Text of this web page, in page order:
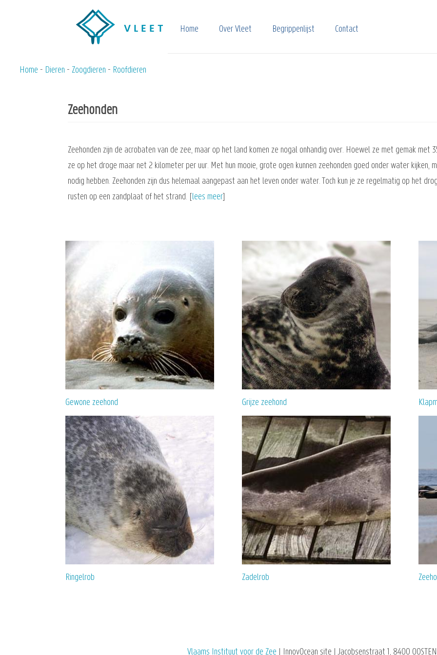
Home Over Vleet Begrippenlijst Contact
Home Dieren Zoogdieren Roofdieren
Zeehonden
Zeehonden zijn de acrobaten van de zee, maar op het land komen ze nogal onhandig over. Hoewel ze met gemak
ze op het droge maar net 2 kilometer per uur. Met hun mooie, grote ogen kunnen zeehonden goed onder water kijken,
nodig hebben. Zeehonden zijn dus helemaal aangepast aan het leven onder water. Toch kun je ze regelmatig op het
rusten op een zandplaat of het strand. [ lees meer
Gewone zeehond Grijze zeehond
Ringelrob Zadelrob
Vlaams Instituut voor de Zee | InnovOcean site | Jacobsenstraat 1, 8400